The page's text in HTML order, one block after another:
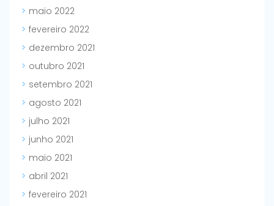
maio 2022
fevereiro 2022
dezembro 2021
outubro 2021
setembro 2021
agosto 2021
julho 2021
junho 2021
maio 2021
abril 2021
fevereiro 2021